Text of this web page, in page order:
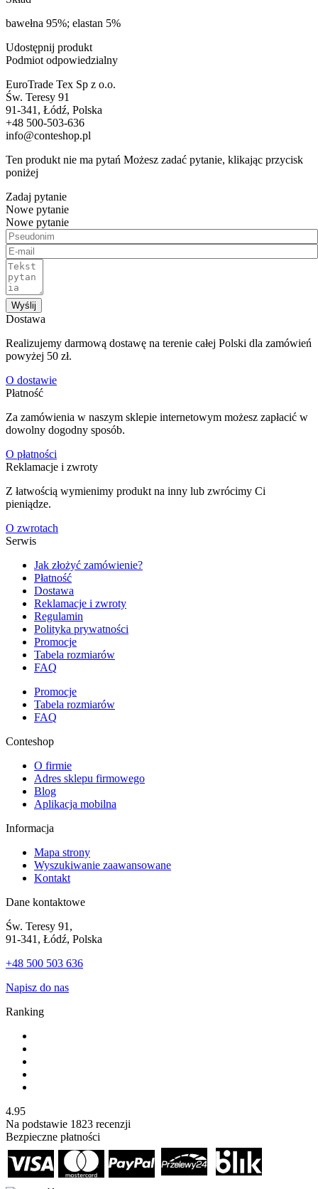
bawełna 95%; elastan 5%
Udostępnij produkt
Podmiot odpowiedzialny
EuroTrade Tex Sp z o.o.
Św. Teresy 91
91-341, Łódź, Polska
+48 500-503-636
info@conteshop.pl
Ten produkt nie ma pytań Możesz zadać pytanie, klikając przycisk
poniżej
Zadaj pytanie
Nowe pytanie
Nowe pytanie
Wyślij
Dostawa
Realizujemy darmową dostawę na terenie całej Polski dla zamówień
powyżej 50 zł.
O dostawie
Płatność
Za zamówienia w naszym sklepie internetowym możesz zapłacić w
dowolny dogodny sposób.
O płatności
Reklamacje i zwroty
Z łatwością wymienimy produkt na inny lub zwrócimy Ci
pieniądze.
O zwrotach
Serwis
Jak złożyć zamówienie?
Płatność
Dostawa
Reklamacje i zwroty
Regulamin
Polityka prywatności
Promocje
Tabela rozmiarów
FAQ
Promocje
Tabela rozmiarów
FAQ
Conteshop
O firmie
Adres sklepu firmowego
Blog
Aplikacja mobilna
Informacja
Mapa strony
Wyszukiwanie zaawansowane
Kontakt
Dane kontaktowe
Św. Teresy 91,
91-341, Łódź, Polska
+48 500 503 636
Napisz do nas
Ranking
4.95
Na podstawie 1823 recenzji
Bezpieczne płatności